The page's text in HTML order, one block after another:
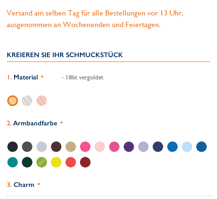
Versand am selben Tag für alle Bestellungen vor 13 Uhr,
ausgenommen an Wochenenden und Feiertagen.
KREIEREN SIE IHR SCHMUCKSTÜCK
Material - 18kt vergoldet
Armbandfarbe
Charm